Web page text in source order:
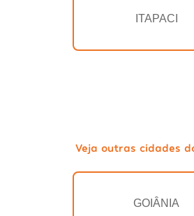
ITAPACI
Veja outras cidades
GOIÂNIA